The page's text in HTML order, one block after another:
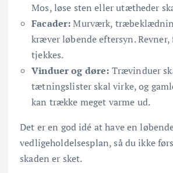
Mos, løse sten eller utætheder
Facader:Murværk,
kræver løbende eftersyn. Revner,
tjekkes.
Vinduer og døre: Trævinduer
tætningslister skal virke, og
kan trække meget varme ud.
Det er en god idé at have en
vedligeholdelsesplan, så du ikke
skaden er sket.